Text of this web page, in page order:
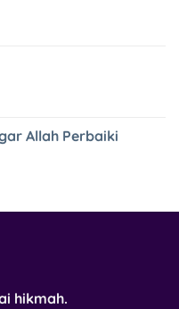
Allah Perbaiki
hikmah.